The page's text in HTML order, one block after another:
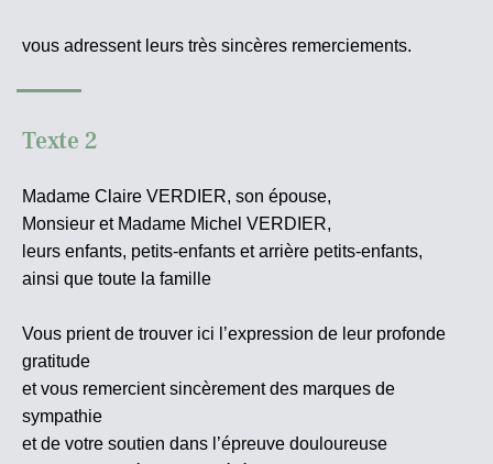
vous adressent leurs très sincères remerciements.
Texte 2
Madame Claire VERDIER, son épouse,
Monsieur et Madame Michel VERDIER,
leurs enfants, petits-enfants et arrière petits-enfants,
ainsi que toute la famille
Vous prient de trouver ici l’expression de leur profonde
gratitude
et vous remercient sincèrement des marques de
sympathie
et de votre soutien dans l’épreuve douloureuse